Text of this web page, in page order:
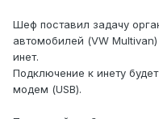
Шеф поставил задачу
автомобилей (VW
инет.
Подключение к инету
модем (USB).